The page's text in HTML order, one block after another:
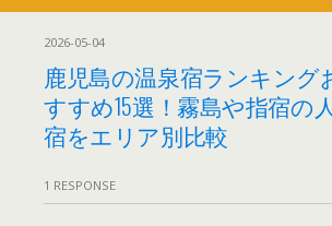
2026-05-04
鹿児島の温泉宿ランキング
すすめ15選！霧島や指宿の
宿をエリア別比較
1 RESPONSE